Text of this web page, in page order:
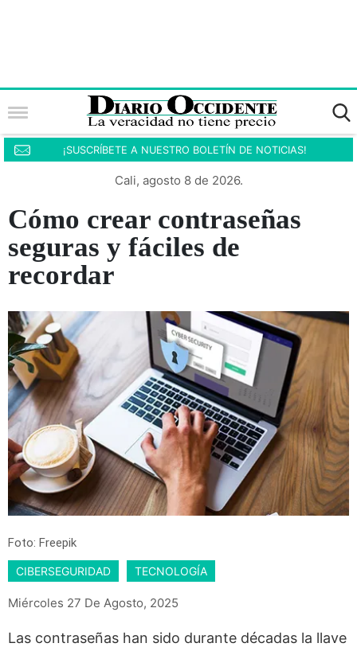
¡SUSCRÍBETE A NUESTRO BOLETÍN DE NOTICIAS!
Cali, agosto 8 de 2026.
Cómo crear contraseñas
seguras y fáciles de
recordar
Foto: Freepik
CIBERSEGURIDAD TECNOLOGÍA
Miércoles 27 De Agosto, 2025
Las contraseñas han sido durante décadas la llave